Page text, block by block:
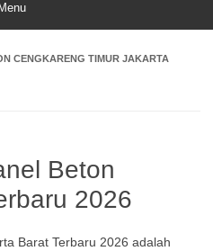
Menu
CENGKARENG TIMUR JAKARTA
Beton
2026
Barat Terbaru 2026 adalah